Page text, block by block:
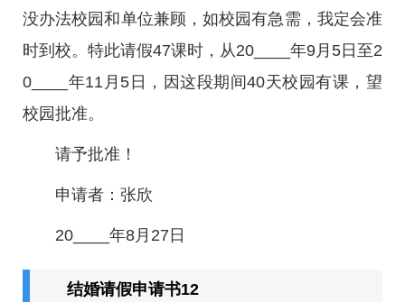
没办法校园和单位兼顾，如校园有急需，我定会准
时到校。特此请假47课时，从20____年9月5日至2
0____年11月5日，因这段期间40天校园有课，望
校园批准。
请予批准！
申请者：张欣
20____年8月27日
结婚请假申请书12